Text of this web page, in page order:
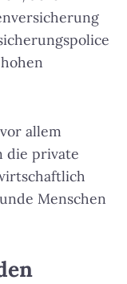
allem
die private
Menschen